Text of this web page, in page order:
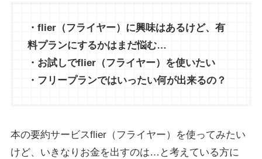
・flier（フライヤー）に興味はあるけど、有
料プランにするかはまだ悩む…
・お試しでflier（フライヤー）を使いたい
・フリープランではいったい何が出来るの？
本の要約サービスflier（フライヤー）を使ってみたい
けど、いきなりお金を出すのは…と考えている方に